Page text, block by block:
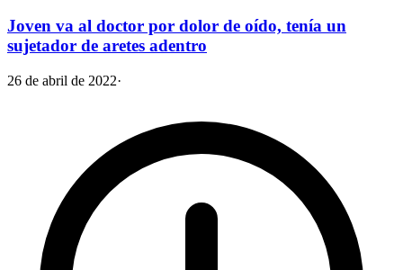
Joven va al doctor por dolor de oído, tenía un
sujetador de aretes adentro
26 de abril de 2022·